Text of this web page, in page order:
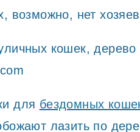
возможно, нет
для бездомных
лазить по